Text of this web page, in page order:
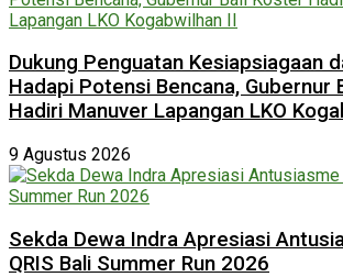
Dukung Penguatan Kesiapsiagaan
Hadapi Potensi Bencana, Gubernur
Hadiri Manuver Lapangan LKO
9 Agustus 2026
Sekda Dewa Indra Apresiasi
QRIS Bali Summer Run 2026